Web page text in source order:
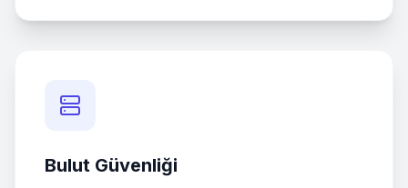
Bulut Güvenliği